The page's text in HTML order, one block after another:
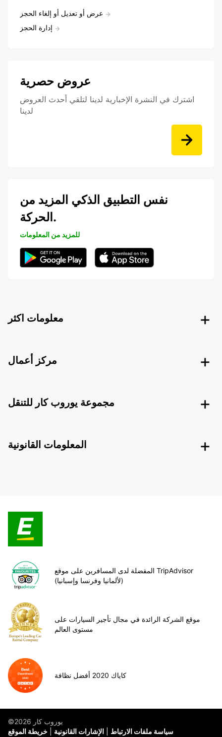
عرض أو تعديل أو إلغاء الحجز
إدارة الحجز
عروض حصرية
اشترك في النشرة الإخبارية لدينا لتلقي أحدث العروض
لدينا
نفس التطبيق الذكي المزيد من
الحركة.
للمزيد من المعلومات
معلومات اكثر
مركز أعمال
مجموعة يوروب كار للتنقل
المعلومات القانونية
المفضلة لدى المسافرين على موقع TripAdvisor
(لألمانيا وفرنسا وإسبانيا)
موقع الشركة الرائدة في مجال تأجير السيارات على
مستوى العالم
كاياك 2020 أفضل نظافة
©يوروب كار 2026
خريطة الموقع
الإشارات القانونية سياسة ملفات الارتباط